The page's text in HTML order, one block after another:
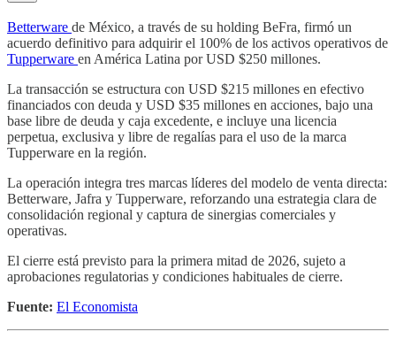
Betterware de México, a través de su holding BeFra, firmó un
acuerdo definitivo para adquirir el 100% de los activos operativos de
Tupperware en América Latina por USD $250 millones.
La transacción se estructura con USD $215 millones en efectivo
financiados con deuda y USD $35 millones en acciones, bajo una
base libre de deuda y caja excedente, e incluye una licencia
perpetua, exclusiva y libre de regalías para el uso de la marca
Tupperware en la región.
La operación integra tres marcas líderes del modelo de venta directa:
Betterware, Jafra y Tupperware, reforzando una estrategia clara de
consolidación regional y captura de sinergias comerciales y
operativas.
El cierre está previsto para la primera mitad de 2026, sujeto a
aprobaciones regulatorias y condiciones habituales de cierre.
Fuente: El Economista